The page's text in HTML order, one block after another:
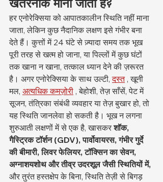
हर एनोरेक्सिया को आपातकालीन स्थिति नहीं माना
जाता, लेकिन कुछ नैदानिक लक्षण इसे गंभीर बना
देते हैं। कुत्तों में 24 घंटे से ज़्यादा समय तक भूख
पूरी तरह से खत्म हो जाना, या पिल्लों में कुछ घंटों
तक खाना न खाना, तत्काल ध्यान देने की ज़रूरत
है। अगर एनोरेक्सिया के साथ उल्टी, दस्त , खूनी
मल, अत्यधिक कमज़ोरी , बेहोशी, तेज़ साँसें, पेट में
सूजन, तंत्रिका संबंधी व्यवहार या तेज़ बुखार हो, तो
यह स्थिति जानलेवा हो सकती है। भूख न लगना
शुरुआती लक्षणों में से एक है, खासकर शॉक,
गैस्ट्रिक टॉर्शन (GDV), पार्वोवायरस, गंभीर गुर्दे
की बीमारी, लिवर फेलियर, टॉक्सिन का सेवन,
अग्नाशयशोथ और तीव्र उदरशूल जैसी स्थितियों में,
और तुरंत हस्तक्षेप के बिना, स्थिति तेज़ी से बिगड़